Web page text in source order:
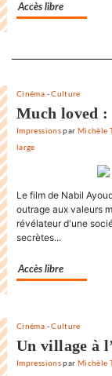
Accès libre
Cinéma -Culture
Much loved :
Impressionspar Michèle
large
Le film de Nabil
outrage aux valeurs
révélateur d'une
secrètes...
Accès libre
Cinéma -Culture
Un village à
Impressionspar Michèle